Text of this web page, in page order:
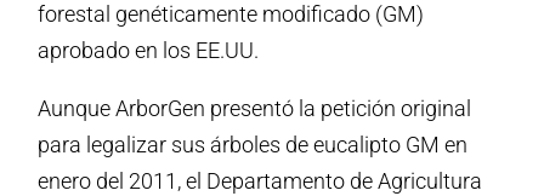
forestal genéticamente modificado (GM)
aprobado en los EE.UU.
Aunque ArborGen presentó la petición original
para legalizar sus árboles de eucalipto GM en
enero del 2011, el Departamento de Agricultura